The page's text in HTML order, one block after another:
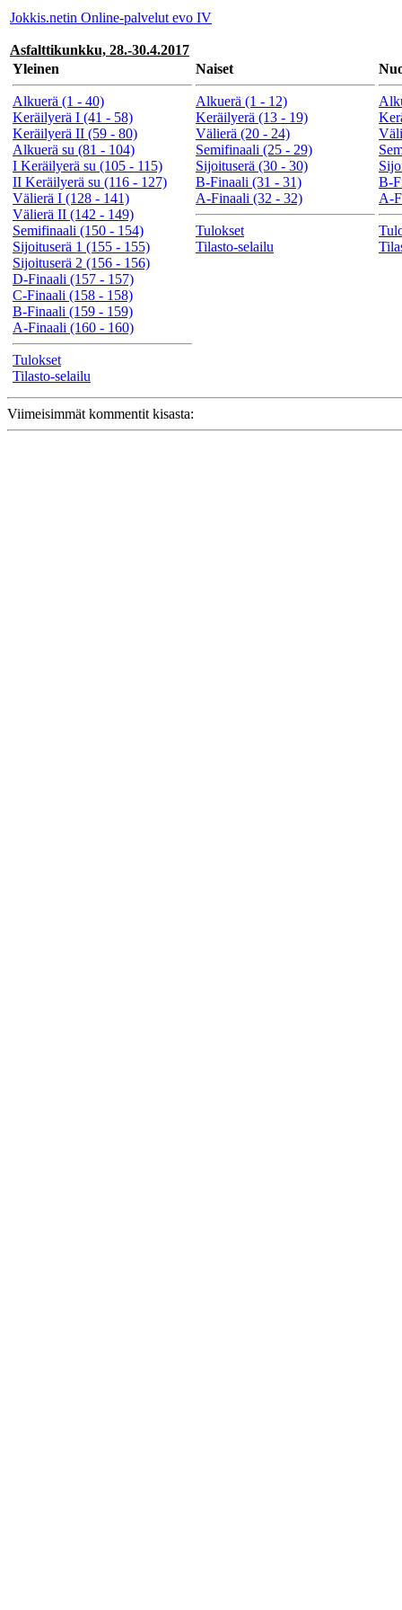
Jokkis.netin Online-palvelut evo IV
Asfalttikunkku, 28.-30.4.2017
Yleinen
Alkuerä (1 - 40)
Keräilyerä I (41 - 58)
Keräilyerä II (59 - 80)
Alkuerä su (81 - 104)
I Keräilyerä su (105 - 115)
II Keräilyerä su (116 - 127)
Välierä I (128 - 141)
Välierä II (142 - 149)
Semifinaali (150 - 154)
Sijoituserä 1 (155 - 155)
Sijoituserä 2 (156 - 156)
D-Finaali (157 - 157)
C-Finaali (158 - 158)
B-Finaali (159 - 159)
A-Finaali (160 - 160)
Tulokset
Tilasto-selailu
Naiset
Alkuerä (1 - 12)
Keräilyerä (13 - 19)
Välierä (20 - 24)
Semifinaali (25 - 29)
Sijoituserä (30 - 30)
B-Finaali (31 - 31)
A-Finaali (32 - 32)
Tulokset
Tilasto-selailu
B-
A-
Viimeisimmät kommentit kisasta: